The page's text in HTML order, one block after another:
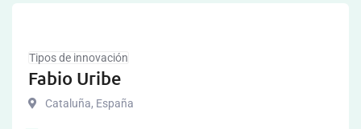
Tipos de innovación
Fabio Uribe
Cataluña, España